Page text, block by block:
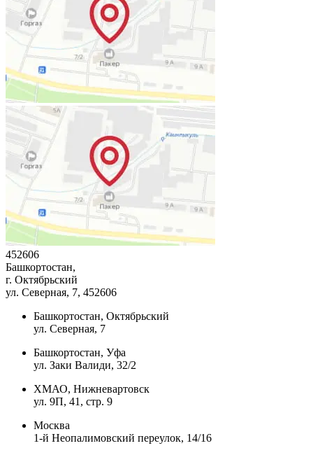
452606
Башкортостан,
г. Октябрьский
ул. Северная, 7, 452606
Башкортостан, Октябрьский
ул. Северная, 7
Башкортостан, Уфа
ул. Заки Валиди, 32/2
ХМАО, Нижневартовск
ул. 9П, 41, стр. 9
Москва
1-й Неопалимовский переулок, 14/16